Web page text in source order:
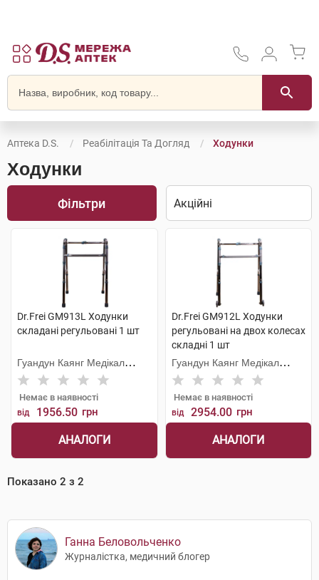
Аптека D.S. Реабілітація Та Догляд Ходунки
Ходунки
Фільтри
Dr.Frei GM913L Ходунки
складані регульовані 1 шт
Гуандун Каянг Медікал
Технолоджі
Немає в наявності
від 1956.50 грн
АНАЛОГИ
Dr.Frei GM912L Ходунки
регульовані на двох колесах
складні 1 шт
Гуандун Каянг Медікал
Технолоджі
Немає в наявності
від 2954.00 грн
АНАЛОГИ
Показано 2 з 2
Ганна Беловольченко
Журналістка, медичний блогер